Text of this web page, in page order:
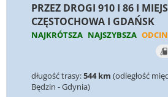
PRZEZ DROGI 910 I 86 I
CZĘSTOCHOWA I GDAŃSK
NAJKRÓTSZA NAJSZYBSZA
długość trasy:544 km (odległość
Będzin - Gdynia)